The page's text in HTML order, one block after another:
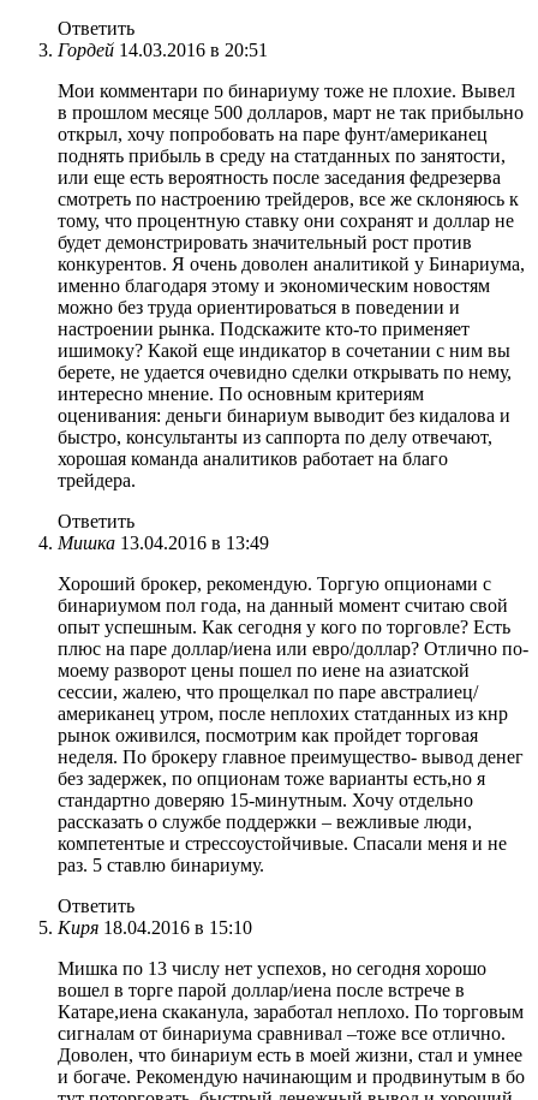
Ответить
Гордей 14.03.2016 в 20:51
Мои комментари по бинариуму тоже не плохие. Вывел
в прошлом месяце 500 долларов, март не так прибыльно
открыл, хочу попробовать на паре фунт/американец
поднять прибыль в среду на статданных по занятости,
или еще есть вероятность после заседания федрезерва
смотреть по настроению трейдеров, все же склоняюсь к
тому, что процентную ставку они сохранят и доллар не
будет демонстрировать значительный рост против
конкурентов. Я очень доволен аналитикой у Бинариума,
именно благодаря этому и экономическим новостям
можно без труда ориентироваться в поведении и
настроении рынка. Подскажите кто-то применяет
ишимоку? Какой еще индикатор в сочетании с ним вы
берете, не удается очевидно сделки открывать по нему,
интересно мнение. По основным критериям
оценивания: деньги бинариум выводит без кидалова и
быстро, консультанты из саппорта по делу отвечают,
хорошая команда аналитиков работает на благо
трейдера.
Ответить
Мишка 13.04.2016 в 13:49
Хороший брокер, рекомендую. Торгую опционами с
бинариумом пол года, на данный момент считаю свой
опыт успешным. Как сегодня у кого по торговле? Есть
плюс на паре доллар/иена или евро/доллар? Отлично по-
моему разворот цены пошел по иене на азиатской
сессии, жалею, что прощелкал по паре австралиец/
американец утром, после неплохих статданных из кнр
рынок оживился, посмотрим как пройдет торговая
неделя. По брокеру главное преимущество- вывод денег
без задержек, по опционам тоже варианты есть,но я
стандартно доверяю 15-минутным. Хочу отдельно
рассказать о службе поддержки – вежливые люди,
компетентые и стрессоустойчивые. Спасали меня и не
раз. 5 ставлю бинариуму.
Ответить
Киря 18.04.2016 в 15:10
Мишка по 13 числу нет успехов, но сегодня хорошо
вошел в торге парой доллар/иена после встрече в
Катаре,иена скаканула, заработал неплохо. По торговым
сигналам от бинариума сравнивал –тоже все отлично.
Доволен, что бинариум есть в моей жизни, стал и умнее
и богаче. Рекомендую начинающим и продвинутым в бо